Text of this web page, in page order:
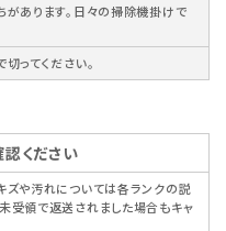
あります。日々の掃除機掛けで
ってください。
ください
や汚れについては各ランクの説
受領で返送されました場合もキャ